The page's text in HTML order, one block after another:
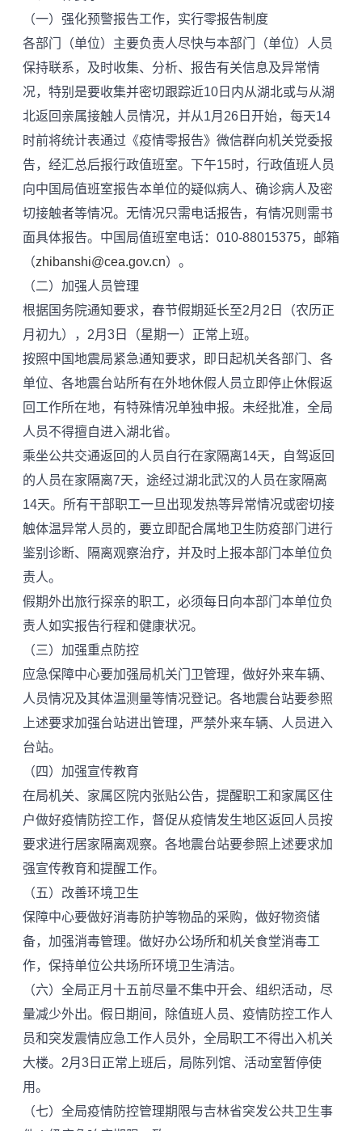
（一）强化预警报告工作，实行零报告制度
各部门（单位）主要负责人尽快与本部门（单位）人员
保持联系，及时收集、分析、报告有关信息及异常情
况，特别是要收集并密切跟踪近10日内从湖北或与从湖
北返回亲属接触人员情况，并从1月26日开始，每天14
时前将统计表通过《疫情零报告》微信群向机关党委报
告，经汇总后报行政值班室。下午15时，行政值班人员
向中国局值班室报告本单位的疑似病人、确诊病人及密
切接触者等情况。无情况只需电话报告，有情况则需书
面具体报告。中国局值班室电话：010-88015375，邮箱
（zhibanshi@cea.gov.cn）。
（二）加强人员管理
根据国务院通知要求，春节假期延长至2月2日（农历正
月初九），2月3日（星期一）正常上班。
按照中国地震局紧急通知要求，即日起机关各部门、各
单位、各地震台站所有在外地休假人员立即停止休假返
回工作所在地，有特殊情况单独申报。未经批准，全局
人员不得擅自进入湖北省。
乘坐公共交通返回的人员自行在家隔离14天，自驾返回
的人员在家隔离7天，途经过湖北武汉的人员在家隔离
14天。所有干部职工一旦出现发热等异常情况或密切接
触体温异常人员的，要立即配合属地卫生防疫部门进行
鉴别诊断、隔离观察治疗，并及时上报本部门本单位负
责人。
假期外出旅行探亲的职工，必须每日向本部门本单位负
责人如实报告行程和健康状况。
（三）加强重点防控
应急保障中心要加强局机关门卫管理，做好外来车辆、
人员情况及其体温测量等情况登记。各地震台站要参照
上述要求加强台站进出管理，严禁外来车辆、人员进入
台站。
（四）加强宣传教育
在局机关、家属区院内张贴公告，提醒职工和家属区住
户做好疫情防控工作，督促从疫情发生地区返回人员按
要求进行居家隔离观察。各地震台站要参照上述要求加
强宣传教育和提醒工作。
（五）改善环境卫生
保障中心要做好消毒防护等物品的采购，做好物资储
备，加强消毒管理。做好办公场所和机关食堂消毒工
作，保持单位公共场所环境卫生清洁。
（六）全局正月十五前尽量不集中开会、组织活动，尽
量减少外出。假日期间，除值班人员、疫情防控工作人
员和突发震情应急工作人员外，全局职工不得出入机关
大楼。2月3日正常上班后，局陈列馆、活动室暂停使
用。
（七）全局疫情防控管理期限与吉林省突发公共卫生事